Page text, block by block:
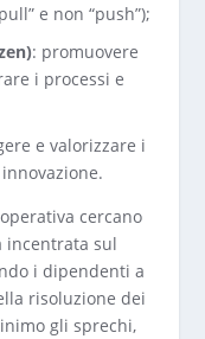
e non “push”);
: promuovere
i processi e
e valorizzare i
cercano
incentrata sul
i dipendenti a
risoluzione dei
gli sprechi,